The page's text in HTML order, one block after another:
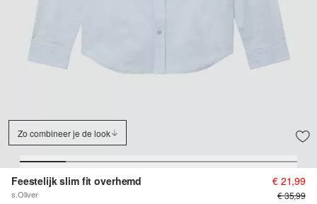
Zo combineer je de look
Feestelijk slim fit overhemd
s.Oliver
€ 21,99
€ 35,99